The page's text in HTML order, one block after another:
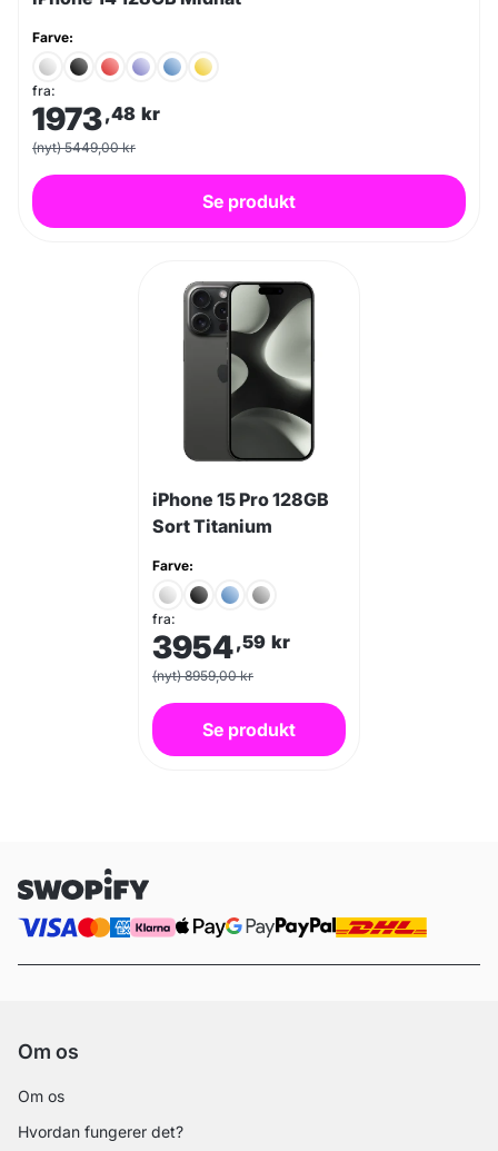
Farve:
fra:
1973,48 kr
(nyt) 5449,00 kr
Se produkt
iPhone 15 Pro 128GB
Sort Titanium
Farve:
fra:
3954,59 kr
(nyt) 8959,00 kr
Se produkt
Om os
Om os
Hvordan fungerer det?